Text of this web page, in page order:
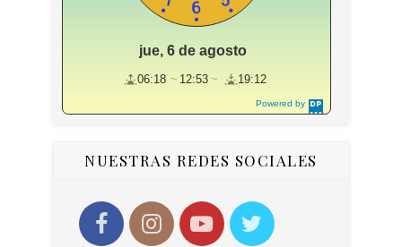
Powered by
DaysPedia.c
jue, 6 de agosto
06:18 12:53 19:12
NUESTRAS REDES SOCIALES